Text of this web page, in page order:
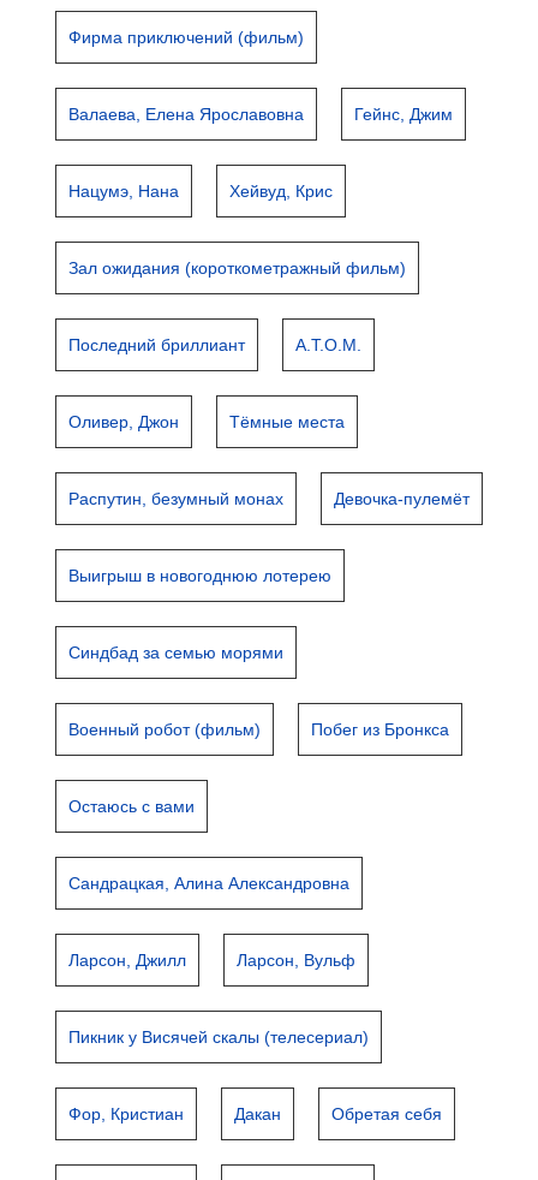
Фирма приключений (фильм)
Валаева, Елена Ярославовна Гейнс, Джим
Нацумэ, Нана Хейвуд, Крис
Зал ожидания (короткометражный фильм)
Последний бриллиант A.T.O.M.
Оливер, Джон Тёмные места
Распутин, безумный монах Девочка-пулемёт
Выигрыш в новогоднюю лотерею
Синдбад за семью морями
Военный робот (фильм) Побег из Бронкса
Остаюсь с вами
Сандрацкая, Алина Александровна
Ларсон, Джилл Ларсон, Вульф
Пикник у Висячей скалы (телесериал)
Фор, Кристиан Дакан Обретая себя